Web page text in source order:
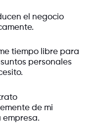
el negocio
tiempo libre para
personales
de mi
empresa.